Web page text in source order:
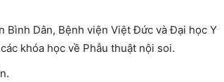
Bình Dân, Bệnh viện Việt Đức và Đại học Y
khóa học về Phẫu thuật nội soi.